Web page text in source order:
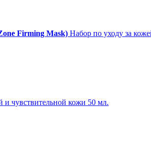
Firming Mask) Набор по уходу за
чувствительной кожи 50 мл.